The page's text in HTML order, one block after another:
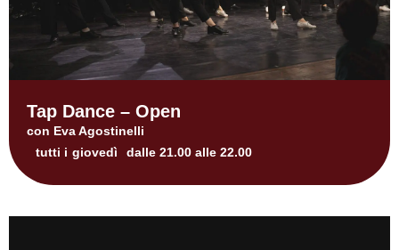
Tap Dance – Open
con Eva Agostinelli
tutti i giovedì dalle 21.00 alle 22.00